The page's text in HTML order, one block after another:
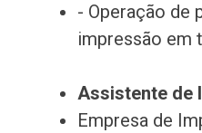
- Operação de
impressão em
Assistente de
Empresa de